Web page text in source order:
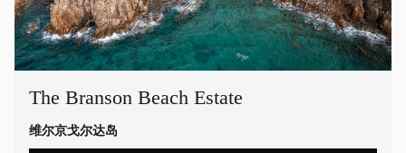
The Branson Beach Estate
维尔京戈尔达岛